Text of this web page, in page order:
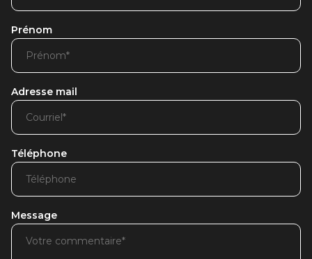
Prénom
Adresse mail
Téléphone
Message